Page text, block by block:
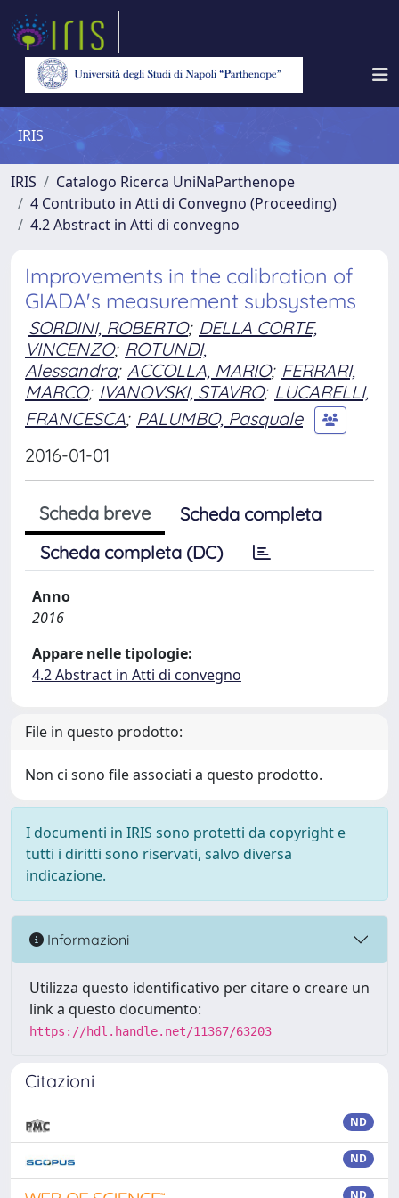
IRIS
IRIS
Catalogo Ricerca UniNaParthenope
4 Contributo in Atti di Convegno (Proceeding)
4.2 Abstract in Atti di convegno
Improvements in the calibration of
GIADA's measurement subsystems
SORDINI, ROBERTO; DELLA CORTE,
VINCENZO; ROTUNDI,
Alessandra; ACCOLLA, MARIO; FERRARI,
MARCO; IVANOVSKI, STAVRO; LUCARELLI,
FRANCESCA; PALUMBO, Pasquale
2016-01-01
Scheda breve
Scheda completa
Scheda completa (DC)
Anno
2016
Appare nelle tipologie:
4.2 Abstract in Atti di convegno
File in questo prodotto:
Non ci sono file associati a questo prodotto.
I documenti in IRIS sono protetti da copyright e
tutti i diritti sono riservati, salvo diversa
indicazione.
Informazioni
Utilizza questo identificativo per citare o creare un
link a questo documento:
https://hdl.handle.net/11367/63203
Citazioni
ND
ND